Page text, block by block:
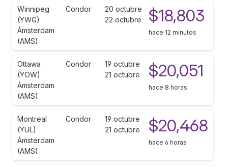
Winnipeg
(YWG)
Ámsterdam
(AMS)
Condor
20 octubre
22 octubre
$18,803
hace 12 minutos
Ottawa
(YOW)
Ámsterdam
(AMS)
Condor
19 octubre
21 octubre
$20,051
hace 8 horas
Montreal
(YUL)
Ámsterdam
(AMS)
Condor
19 octubre
21 octubre
$20,468
hace 6 horas